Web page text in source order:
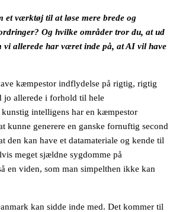
et værktøj til at løse mere brede og
Og hvilke områder tror du, at ud
vi allerede har været inde på, at AI vil have
kæmpestor indflydelse på rigtig, rigtig
jo allerede i forhold til hele
intelligens har en kæmpestor
kunne generere en ganske fornuftig second
den kan have et datamateriale og kende til
meget sjældne sygdomme på
en viden, som man simpelthen ikke kan
kan sidde inde med. Det kommer til